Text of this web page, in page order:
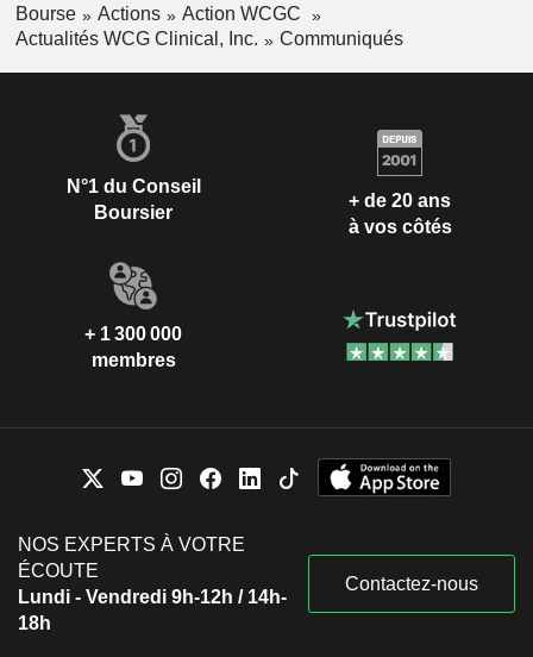
Bourse Actions
Action WCGC
Actualités WCG Clinical, Inc.
Communiqués
N°1 du Conseil
Boursier
+ de 20 ans
à vos côtés
+ 1 300 000
membres
NOS EXPERTS À VOTRE
ÉCOUTE
Lundi - Vendredi 9h-12h / 14h-
18h
Contactez-nous